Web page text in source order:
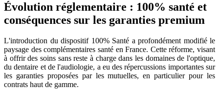
Évolution réglementaire : 100% santé et
conséquences sur les garanties premium
L'introduction du dispositif 100% Santé a profondément modifié le
paysage des complémentaires santé en France. Cette réforme, visant
à offrir des soins sans reste à charge dans les domaines de l'optique,
du dentaire et de l'audiologie, a eu des répercussions importantes sur
les garanties proposées par les mutuelles, en particulier pour les
contrats haut de gamme.